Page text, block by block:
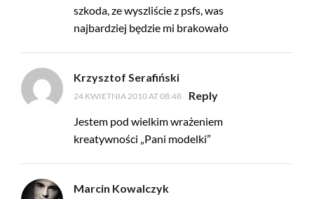
szkoda, ze wyszliście z psfs, was
najbardziej będzie mi brakowało
Krzysztof Serafiński
24 KWIETNIA 2010 AT 08:48
Reply
Jestem pod wielkim wrażeniem
kreatywności „Pani modelki”
Marcin Kowalczyk